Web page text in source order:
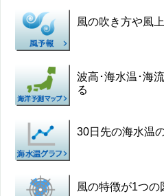
風の吹き方や風
波高･海水温･海
る
30日先の海水温
風の特徴が1つの